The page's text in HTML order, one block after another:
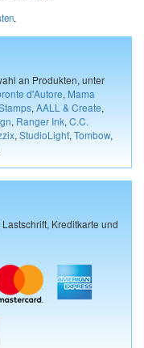
.
an Produkten, unter
d'Autore, Mama
, AALL & Create,
, Ranger Ink, C.C.
, StudioLight, Tombow,
Kreditkarte und